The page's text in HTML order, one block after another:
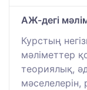
АЖ-дегі
Курстың
мәліметтер
теориялық,